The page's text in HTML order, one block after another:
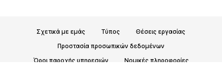
Παντόφλες
Αποκλειστικά
Σχετικά με εμάς Τύπος
Θέσεις εργασίας
Προστασία προσωπικών δεδομένων
Όροι παροχής υπηρεσιών
Νομικές πληροφορίες